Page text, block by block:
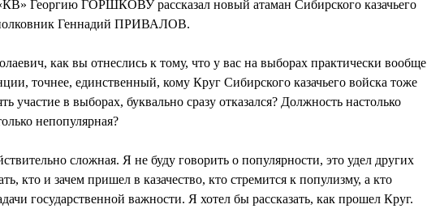
Георгию ГОРШКОВУ рассказал новый атаман Сибирского казачьего
Геннадий ПРИВАЛОВ.
как вы отнеслись к тому, что у вас на выборах практически вообще
точнее, единственный, кому Круг Сибирского казачьего войска тоже
участие в выборах, буквально сразу отказался? Должность настолько
непопулярная?
сложная. Я не буду говорить о популярности, это удел других
кто и зачем пришел в казачество, кто стремится к популизму, а кто
государственной важности. Я хотел бы рассказать, как прошел Круг.